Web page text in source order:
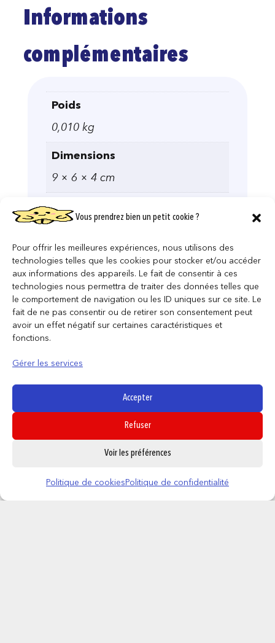
Vous prendrez bien un petit cookie ?
Pour offrir les meilleures expériences, nous utilisons des
technologies telles que les cookies pour stocker et/ou accéder
aux informations des appareils. Le fait de consentir à ces
technologies nous permettra de traiter des données telles que
le comportement de navigation ou les ID uniques sur ce site. Le
fait de ne pas consentir ou de retirer son consentement peut
avoir un effet négatif sur certaines caractéristiques et
fonctions.
Gérer les services
Accepter
Refuser
Voir les préférences
Politique de cookies Politique de confidentialité
Informations
complémentaires
Poids
0,010 kg
Dimensions
9 × 6 × 4 cm
LICENCE
Produits similaires